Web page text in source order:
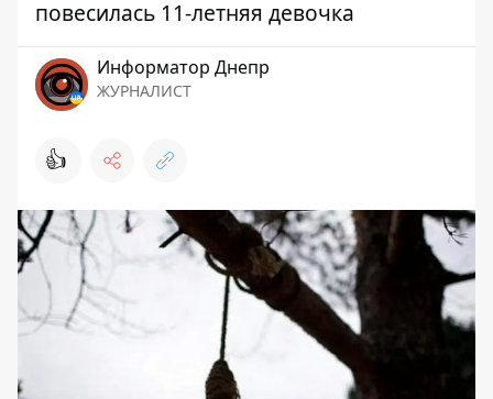
повесилась 11-летняя девочка
Информатор Днепр
ЖУРНАЛИСТ
👍